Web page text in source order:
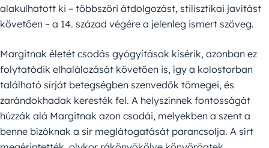
alakulhatott ki – többszöri átdolgozást, stilisztikai javítást
követően – a 14. század végére a jelenleg ismert szöveg.
Margitnak életét csodás gyógyítások kísérik, azonban ez
folytatódik elhalálozását követően is, így a kolostorban
található sírját betegségben szenvedők tömegei, és
zarándokhadak keresték fel. A helyszínnek fontosságát
húzzák alá Margitnak azon csodái, melyekben a szent a
benne bízóknak a sír meglátogatását parancsolja. A sírt